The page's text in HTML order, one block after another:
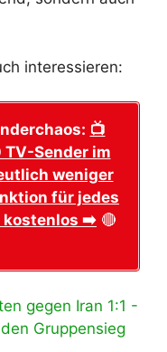
interessieren:
📺
Sender im
weniger
für jedes
kostenlos ➡️ 🔴
gegen Iran 1:1 -
Gruppensieg